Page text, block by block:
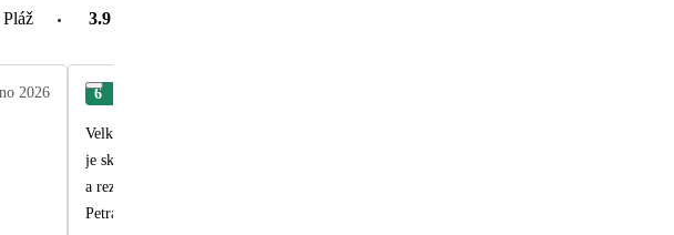
Pláž 3.9
2026 6
Velka spokojnost. Ten let by som asi nehodnotila tak pozitivne, keby som nemala priplatene
je skutocne extremne malo miesta na tak dlhy let. Rovnako tak hotel. Riu Palace ma plaz
a rezort posobi ako botanicka zahrada. Starostlivost a organizovanost zamestnancov
Petra 10/10. Vylety cez stranku See places a komunikacia s nimi detto na vysokej urovni.